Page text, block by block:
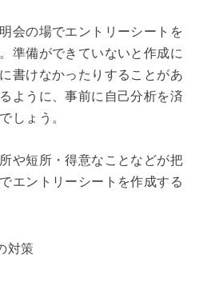
会の場でエントリーシートを
準備ができていないと作成に
書けなかったりすることがあ
ように、事前に自己分析を済
しょう。
や短所・得意なことなどが把
エントリーシートを作成する
対策